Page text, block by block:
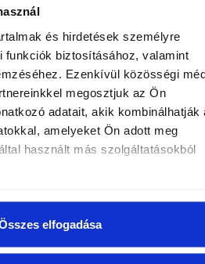
és hirdetések személyre
funkciók biztosításához, valamint
Ezenkívül közösségi
megosztjuk az Ön
adatait, akik kombinálhatják
amelyeket Ön adott meg
használt más szolgáltatásokból
elfogadása
mennénk a nyaralás élmény
olyan úticélt, ahol a
környezetben önfeledten
fürdőt, ahol nem csak
megélni a családi wellness